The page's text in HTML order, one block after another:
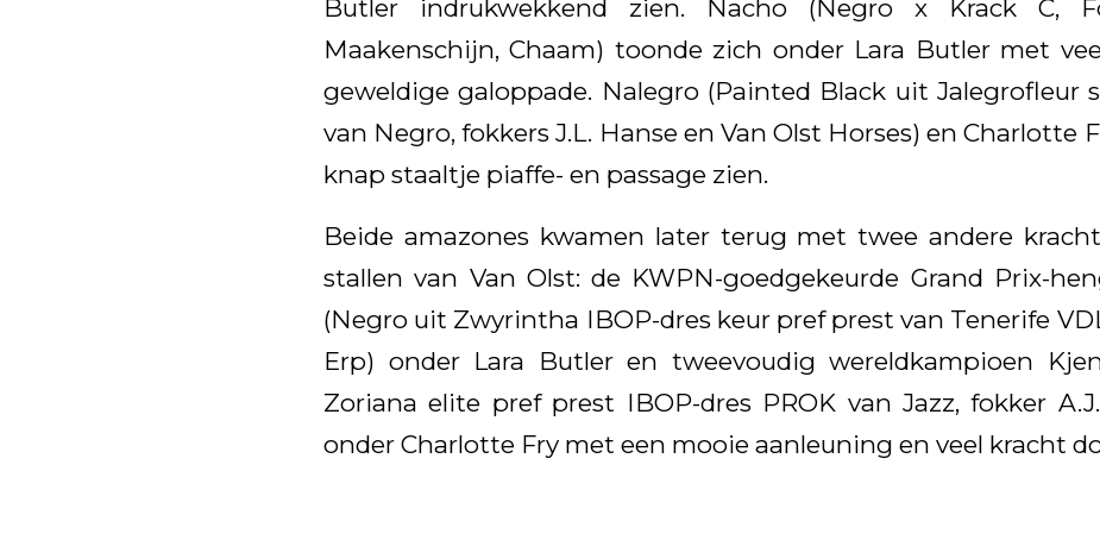
Butler indrukwekkend zien. Nacho (Negro x Krack C,
Maakenschijn, Chaam) toonde zich onder Lara Butler met
geweldige galoppade. Nalegro (Painted Black uit Jalegrofleur
van Negro, fokkers J.L. Hanse en Van Olst Horses) en Charlotte
knap staaltje piaffe- en passage zien.
Beide amazones kwamen later terug met twee andere
stallen van Van Olst: de KWPN-goedgekeurde Grand Prix-
(Negro uit Zwyrintha IBOP-dres keur pref prest van Tenerife
Erp) onder Lara Butler en tweevoudig wereldkampioen
Zoriana elite pref prest IBOP-dres PROK van Jazz, fokker
onder Charlotte Fry met een mooie aanleuning en veel kracht